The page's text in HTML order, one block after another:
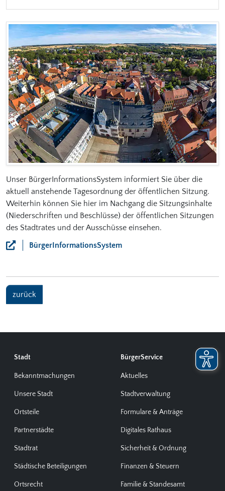
Unser BürgerInformationsSystem informiert Sie über die
aktuell anstehende Tagesordnung der öffentlichen Sitzung.
Weiterhin können Sie hier im Nachgang die Sitzungsinhalte
(Niederschriften und Beschlüsse) der öffentlichen Sitzungen
des Stadtrates und der Ausschüsse einsehen.
BürgerInformationsSystem
zurück
Stadt
Bekanntmachungen
Unsere Stadt
Ortsteile
Partnerstädte
Stadtrat
Städtische Beteiligungen
Ortsrecht
BürgerService
Aktuelles
Stadtverwaltung
Formulare & Anträge
Digitales Rathaus
Sicherheit & Ordnung
Finanzen & Steuern
Familie & Standesamt